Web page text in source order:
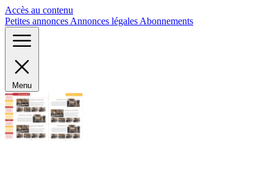
Accès au contenu
Petites annonces Annonces légales Abonnements
Menu
Panneau de gestion des cookies